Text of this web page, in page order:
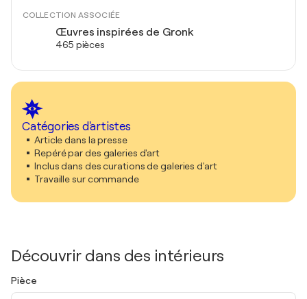
COLLECTION ASSOCIÉE
Œuvres inspirées de Gronk
465 pièces
Catégories d'artistes
Article dans la presse
Repéré par des galeries d'art
Inclus dans des curations de galeries d'art
Travaille sur commande
Découvrir dans des intérieurs
Pièce